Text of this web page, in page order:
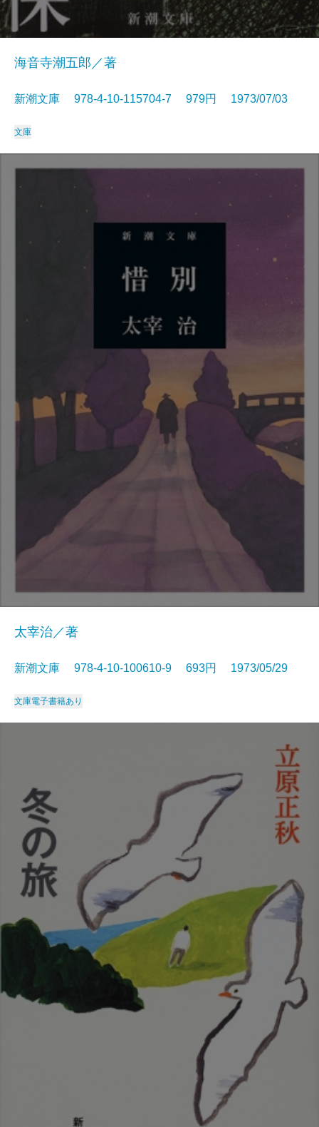
海音寺潮五郎／著
新潮文庫 978-4-10-115704-7 979円 1973/07/03
文庫
太宰治／著
新潮文庫 978-4-10-100610-9 693円 1973/05/29
文庫電子書籍あり